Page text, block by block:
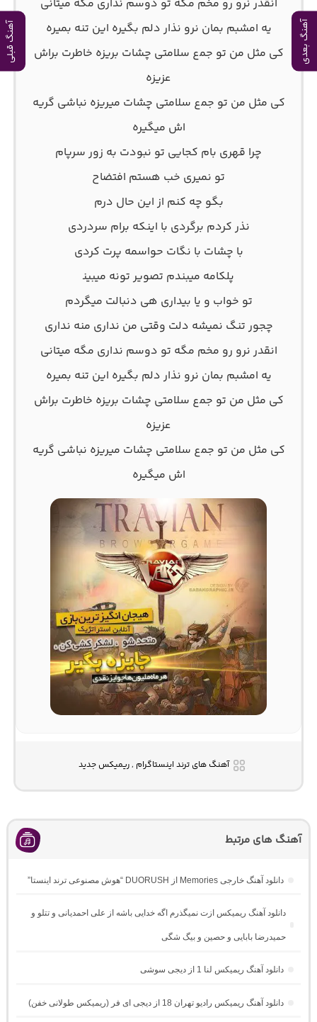
آهنگ بعدی آهنگ قبلی
اﻧﻘﺪر ﻧﺮو رو ﻣﺨﻢ ﻣﮕﻪ ﺗﻮ دوﺳﻢ ﻧﺪاری ﻣﮕﻪ ﻣﻴﺘﺎﻧﻰ
ﻳﻪ اﻣﺸﺒﻢ ﺑﻤﺎن ﻧﺮو ﻧﺬار دﻟﻢ ﺑﮕﻴﺮه اﻳﻦ ﺗﻨﻪ ﺑﻤﻴﺮه
ﻛﻰ ﻣﺜﻞ ﻣﻦ ﺗﻮ ﺟﻤع ﺳﻠﺎﻣﺘﻰ ﭼﺸﺎت ﺑﺮﻳﺰه ﺧﺎﻃﺮت ﺑﺮاش
ﻋﺰﻳﺰه
ﻛﻰ ﻣﺜﻞ ﻣﻦ ﺗﻮ ﺟﻤع ﺳﻠﺎﻣﺘﻰ ﭼﺸﺎت ﻣﻴﺮﻳﺰه ﻧﺒﺎﺷﻰ ﮔﺮﻳﻪ
اش ﻣﻴﮕﻴﺮه
ﭼﺮا ﻗﻬﺮی ﺑﺎم ﻛﺠﺎﻳﻰ ﺗﻮ ﻧﺒﻮدت ﺑﻪ زور ﺳﺮﭘﺎم
ﺗﻮ ﻧﻤﻴﺮی ﺧﺐ ﻫﺴﺘﻢ اﻓﺘﻀﺎح
ﺑﮕﻮ ﭼﻪ ﻛﻨﻢ از اﻳﻦ ﺣﺎل درم
ﻧﺬر ﻛﺮدم ﺑﺮﮔﺮدی ﺑﺎ اﻳﻨﻜﻪ ﺑﺮام ﺳﺮدردی
ﺑﺎ ﭼﺸﺎت ﺑﺎ ﻧﮕﺎت ﺣﻮاﺳﻤﻪ ﭘﺮت ﻛﺮدی
ﭘﻠﻜﺎﻣﻪ ﻣﻴﺒﻨﺪم ﺗﺼﻮﻳﺮ ﺗﻮﻧﻪ ﻣﻴﺒﻴﻨ
ﺗﻮ ﺧﻮاب و ﻳﺎ ﺑﻴﺪاری ﻫﻰ دﻧﺒﺎﻟﺖ ﻣﻴﮕﺮدم
ﭼﺠﻮر ﺗﻨﮓ ﻧﻤﻴﺸﻪ دﻟﺖ وﻗﺘﻰ ﻣﻦ ﻧﺪاری ﻣﻨﻪ ﻧﺪاری
اﻧﻘﺪر ﻧﺮو رو ﻣﺨﻢ ﻣﮕﻪ ﺗﻮ دوﺳﻢ ﻧﺪاری ﻣﮕﻪ ﻣﻴﺘﺎﻧﻰ
ﻳﻪ اﻣﺸﺒﻢ ﺑﻤﺎن ﻧﺮو ﻧﺬار دﻟﻢ ﺑﮕﻴﺮه اﻳﻦ ﺗﻨﻪ ﺑﻤﻴﺮه
ﻛﻰ ﻣﺜﻞ ﻣﻦ ﺗﻮ ﺟﻤع ﺳﻠﺎﻣﺘﻰ ﭼﺸﺎت ﺑﺮﻳﺰه ﺧﺎﻃﺮت ﺑﺮاش
ﻋﺰﻳﺰه
ﻛﻰ ﻣﺜﻞ ﻣﻦ ﺗﻮ ﺟﻤع ﺳﻠﺎﻣﺘﻰ ﭼﺸﺎت ﻣﻴﺮﻳﺰه ﻧﺒﺎﺷﻰ ﮔﺮﻳﻪ
اش ﻣﻴﮕﻴﺮه
آهنگ های ترند اینستاگرام , ریمیکس جدید
آهنگ های مرتبط
دانلود آهنگ خارجی Memories از DUORUSH “هوش مصنوعی ترند اینستا”
دانلود آهنگ ریمیکس ازت نمیگذرم اگه خدایی باشه از علی احمدیانی و تتلو و
حمیدرضا بابایی و حصین و بیگ شگی
دانلود آهنگ ریمیکس لنا 1 از دیجی سوشی
دانلود آهنگ ریمیکس رادیو تهران 18 از دیجی ای فر (ریمیکس طولانی خفن)